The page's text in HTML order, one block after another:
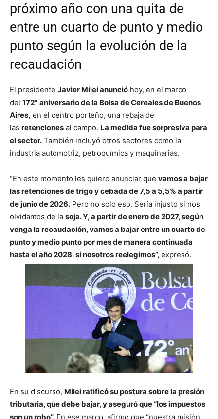
próximo año con una quita de
entre un cuarto de punto y medio
punto según la evolución de la
recaudación
El presidente Javier Milei anunció hoy, en el marco
del 172° aniversario de la Bolsa de Cereales de Buenos
Aires, en el centro porteño, una rebaja de
las retenciones al campo. La medida fue sorpresiva para
el sector. También incluyó otros sectores como la
industria automotriz, petroquímica y maquinarias.
“En este momento les quiero anunciar que vamos a bajar
las retenciones de trigo y cebada de 7,5 a 5,5% a partir
de junio de 2026. Pero no solo eso. Sería injusto si nos
olvidamos de la soja. Y, a partir de enero de 2027, según
venga la recaudación, vamos a bajar entre un cuarto de
punto y medio punto por mes de manera continuada
hasta el año 2028, si nosotros reelegimos”, expresó.
En su discurso, Milei ratificó su postura sobre la presión
tributaria, que debe bajar, y aseguró que “los impuestos
son un robo”. En ese marco, afirmó que “nuestra misión